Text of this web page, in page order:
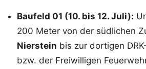
Baufeld 01 (10. bis 12. Juli):
200 Meter von der südlichen
Nierstein bis zur dortigen
bzw. der Freiwilligen